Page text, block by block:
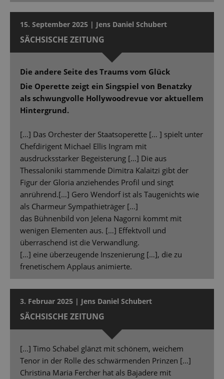
15. September 2025 | Jens Daniel Schubert
SÄCHSISCHE ZEITUNG
Die andere Seite des Traums vom Glück
Die Operette zeigt ein Singspiel von Benatzky
als schwungvolle Hollywoodrevue vor aktuellem
Hintergrund.
[…] Das Orchester der Staatsoperette [… ] spielt unter
Chefdirigent Michael Ellis Ingram mit
ausdrucksstarker Begeisterung […] Die aus
Thessaloniki stammende Dimitra Kalaitzi gibt der
Figur der Gloria anziehendes Profil und singt
anrührend.[…] Gero Wendorf ist als Taugenichts wie
als Charmeur Sympathieträger […]
das Bühnenbild von Jelena Nagorni kommt mit
wenigen Elementen aus. […] Effektvoll und
überraschend ist die Verwandlung.
[…] eine überzeugende Inszenierung […], die zu
frenetischem Applaus animierte.
3. Februar 2025 | Jens Daniel Schubert
SÄCHSISCHE ZEITUNG
[...] Timo Schabel glänzt mit schönem, weichem
Tenor in der Rolle des schwärmenden Prinzen […]
Christina Maria Fercher hat als Bajadere mit